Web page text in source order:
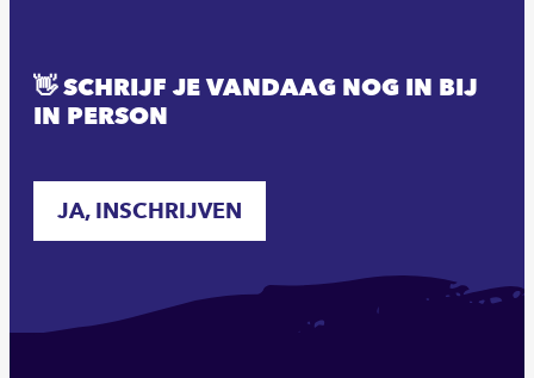
👋 SCHRIJF JE VANDAAG NOG IN BIJ
IN PERSON
JA, INSCHRIJVEN